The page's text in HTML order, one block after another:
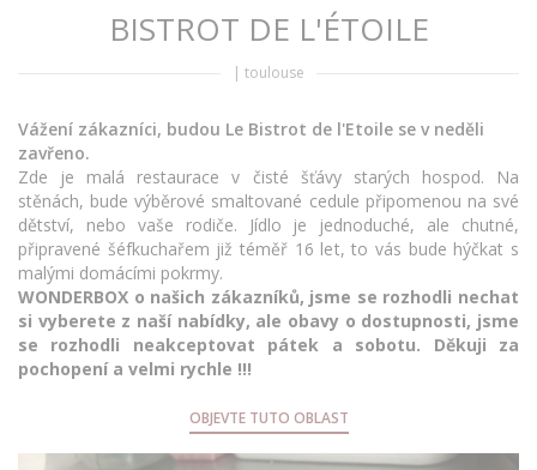
BISTROT DE L'ÉTOILE
| toulouse
Vážení zákazníci, budou Le Bistrot de l'Etoile se v neděli
zavřeno.
Zde je malá restaurace v čisté šťávy starých hospod. Na
stěnách, bude výběrové smaltované cedule připomenou na své
dětství, nebo vaše rodiče. Jídlo je jednoduché, ale chutné,
připravené šéfkuchařem již téměř 16 let, to vás bude hýčkat s
malými domácími pokrmy.
WONDERBOX o našich zákazníků, jsme se rozhodli nechat
si vyberete z naší nabídky, ale obavy o dostupnosti, jsme
se rozhodli neakceptovat pátek a sobotu. Děkuji za
pochopení a velmi rychle !!!
OBJEVTE TUTO OBLAST